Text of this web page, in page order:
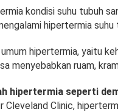
kondisi suhu tubuh
hipertermia
umum hipertermia, yaitu
menyebabkan ruam,
hipertermia seperti
Cleveland Clinic,